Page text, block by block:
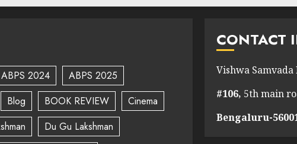
ABPS 2024
ABPS 2025
Blog BOOK REVIEW
Cinema
Du Gu Lakshman
CONTACT
Vishwa
#106, 5th main
Bengaluru-